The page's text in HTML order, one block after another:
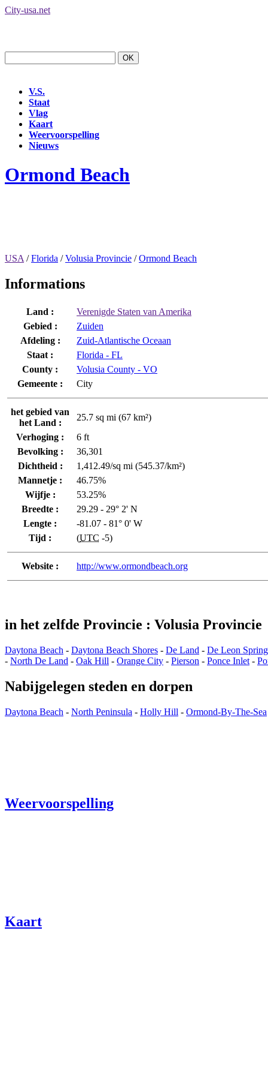
City-usa.net
V.S.
Staat
Vlag
Kaart
Weervoorspelling
Nieuws
Ormond Beach
USA /Florida /Volusia Provincie /Ormond Beach
Informations
Land :
Verenigde Staten van Amerika
Gebied :
Zuiden
Afdeling :
Zuid-Atlantische Oceaan
Staat :
Florida - FL
County :
Volusia County - VO
Gemeente :
City
het gebied van
het Land :
25.7 sq mi (67 km²)
Verhoging :
6 ft
Bevolking :
36,301
Dichtheid :
1,412.49/sq mi (545.37/km²)
Mannetje :
46.75%
Wijfje :
53.25%
Breedte :
29.29 - 29° 2' N
Lengte :
-81.07 - 81° 0' W
Tijd :
(UTC -5)
Website : http://www.ormondbeach.org
in het zelfde Provincie : Volusia Provincie
Daytona Beach - Daytona Beach Shores - De Land - De Leon
- North De Land - Oak Hill - Orange City - Pierson - Ponce Inlet -
Nabijgelegen steden en dorpen
Daytona Beach - North Peninsula - Holly Hill - Ormond-By-The-Sea
Weervoorspelling
Kaart